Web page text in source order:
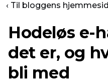
‹ Til bloggens
Hodeløs e-
det er, og
bli med